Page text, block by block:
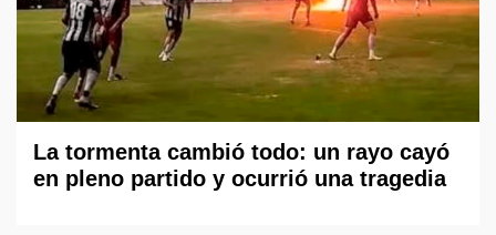
La tormenta cambió todo: un rayo cayó
en pleno partido y ocurrió una tragedia